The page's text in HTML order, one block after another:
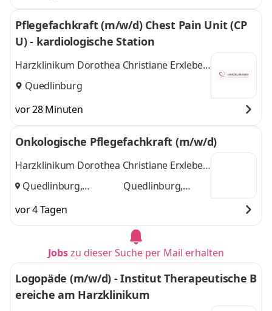
Pflegefachkraft (m/w/d) Chest Pain Unit (CP
U) - kardiologische Station
Harzklinikum Dorothea Christiane Erxleben
GmbH
Quedlinburg
vor 28 Minuten
Onkologische Pflegefachkraft (m/w/d)
Harzklinikum Dorothea Christiane Erxleben
GmbH
Quedlinburg,
Quedlinburg,
vor 4 Tagen
Jobszu dieser Suche per Mail erhalten
Logopäde (m/w/d) - Institut Therapeutische B
ereiche am Harzklinikum